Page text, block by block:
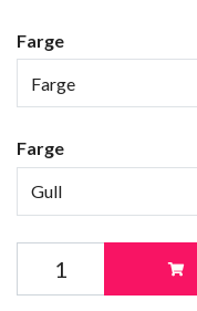
Farge
Farge
Farge
Gull